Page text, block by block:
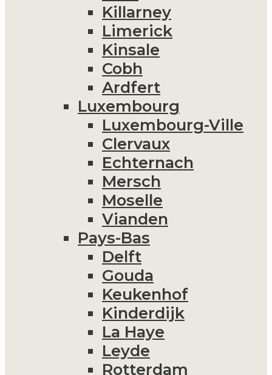
Killarney
Limerick
Kinsale
Cobh
Ardfert
Luxembourg
Luxembourg-Ville
Clervaux
Echternach
Mersch
Moselle
Vianden
Pays-Bas
Delft
Gouda
Keukenhof
Kinderdijk
La Haye
Leyde
Rotterdam